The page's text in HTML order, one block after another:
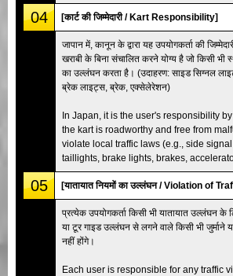
04 [कार्ट की जिम्मेदारी / Kart Responsibility]
जापान में, कानून के द्वारा यह उपयोगकर्ता की
खराबी के बिना संचालित करने योग्य है जो किसी भी
का उल्लंघन करता है। (उदाहरण: साइड सिग्नल
ब्रेक लाइट्स, ब्रेक, एक्सेलेरेशन)
In Japan, it is the user's responsibility
the kart is roadworthy and free from
violate local traffic laws (e.g., side
taillights, brake lights, brakes,
05 [यातायात नियमों का उल्लंघन / Violation of
प्रत्येक उपयोगकर्ता किसी भी यातायात उल्लंघन के
या टूर गाइड उल्लंघन से लगने वाले किसी भी जुर्माने
नहीं होंगे।
Each user is responsible for any traffic